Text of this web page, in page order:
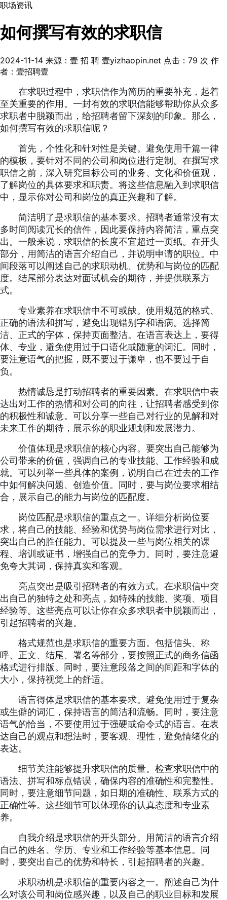
职场资讯
如何撰写有效的求职信
2024-11-14 来源：壹 招 聘 壹yizhaopin.net 点击： 79 次 作
者：壹招聘壹
在求职过程中，求职信作为简历的重要补充，起着
至关重要的作用。一封有效的求职信能够帮助你从众多
求职者中脱颖而出，给招聘者留下深刻的印象。那么，
如何撰写有效的求职信呢？
首先，个性化和针对性是关键。避免使用千篇一律
的模板，要针对不同的公司和岗位进行定制。在撰写求
职信之前，深入研究目标公司的业务、文化和价值观，
了解岗位的具体要求和职责。将这些信息融入到求职信
中，显示你对公司和岗位的真正兴趣和了解。
简洁明了是求职信的基本要求。招聘者通常没有太
多时间阅读冗长的信件，因此要保持内容简洁，重点突
出。一般来说，求职信的长度不宜超过一页纸。在开头
部分，用简洁的语言介绍自己，并说明申请的职位。中
间段落可以阐述自己的求职动机、优势和与岗位的匹配
度。结尾部分表达对面试机会的期待，并提供联系方
式。
专业素养在求职信中不可或缺。使用规范的格式、
正确的语法和拼写，避免出现错别字和语病。选择简
洁、正式的字体，保持页面整洁。在语言表达上，要得
体、专业，避免使用过于口语化或随意的词汇。同时，
要注意语气的把握，既不要过于谦卑，也不要过于自
负。
热情诚恳是打动招聘者的重要因素。在求职信中表
达出对工作的热情和对公司的向往，让招聘者感受到你
的积极性和诚意。可以分享一些自己对行业的见解和对
未来工作的期待，展示你的职业规划和发展潜力。
价值体现是求职信的核心内容。要突出自己能够为
公司带来的价值，强调自己的专业技能、工作经验和成
就。可以列举一些具体的案例，说明自己在过去的工作
中如何解决问题、创造价值。同时，要与岗位要求相结
合，展示自己的能力与岗位的匹配度。
岗位匹配是求职信的重点之一。详细分析岗位要
求，将自己的技能、经验和优势与岗位需求进行对比，
突出自己的胜任能力。可以提及一些与岗位相关的课
程、培训或证书，增强自己的竞争力。同时，要注意避
免夸大其词，保持真实和客观。
亮点突出是吸引招聘者的有效方式。在求职信中突
出自己的独特之处和亮点，如特殊的技能、奖项、项目
经验等。这些亮点可以让你在众多求职者中脱颖而出，
引起招聘者的兴趣。
格式规范也是求职信的重要方面。包括信头、称
呼、正文、结尾、署名等部分，要按照正式的商务信函
格式进行排版。同时，要注意段落之间的间距和字体的
大小，保持视觉上的舒适。
语言得体是求职信的基本要求。避免使用过于复杂
或生僻的词汇，保持语言的简洁和流畅。同时，要注意
语气的恰当，不要使用过于强硬或命令式的语言。在表
达自己的观点和想法时，要客观、理性，避免情绪化的
表达。
细节关注能够提升求职信的质量。检查求职信中的
语法、拼写和标点错误，确保内容的准确性和完整性。
同时，要注意细节问题，如日期的准确性、联系方式的
正确性等。这些细节可以体现你的认真态度和专业素
养。
自我介绍是求职信的开头部分。用简洁的语言介绍
自己的姓名、学历、专业和工作经验等基本信息。同
时，要突出自己的优势和特长，引起招聘者的兴趣。
求职动机是求职信的重要内容之一。阐述自己为什
么对该公司和岗位感兴趣，以及自己的职业目标和发展